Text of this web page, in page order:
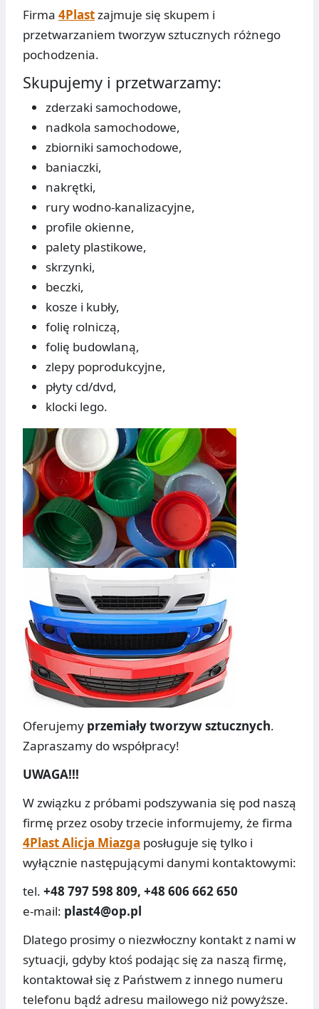
Firma 4Plastzajmuje się skupem i
przetwarzaniem tworzyw sztucznych różnego
pochodzenia.
Skupujemy i przetwarzamy:
zderzaki samochodowe,
nadkola samochodowe,
zbiorniki samochodowe,
baniaczki,
nakrętki,
rury wodno-kanalizacyjne,
profile okienne,
palety plastikowe,
skrzynki,
beczki,
kosze i kubły,
folię rolniczą,
folię budowlaną,
zlepy poprodukcyjne,
płyty cd/dvd,
klocki lego.
Oferujemy przemiały tworzyw sztucznych.
Zapraszamy do współpracy!
UWAGA!!!
W związku z próbami podszywania się pod naszą
firmę przez osoby trzecie informujemy, że firma
4Plast Alicja Miazga posługuje się tylko i
wyłącznie następującymi danymi kontaktowymi:
tel. +48 797 598 809, +48 606 662 650
e-mail: plast4@op.pl
Dlatego prosimy o niezwłoczny kontakt z nami w
sytuacji, gdyby ktoś podając się za naszą firmę,
kontaktował się z Państwem z innego numeru
telefonu bądź adresu mailowego niż powyższe.